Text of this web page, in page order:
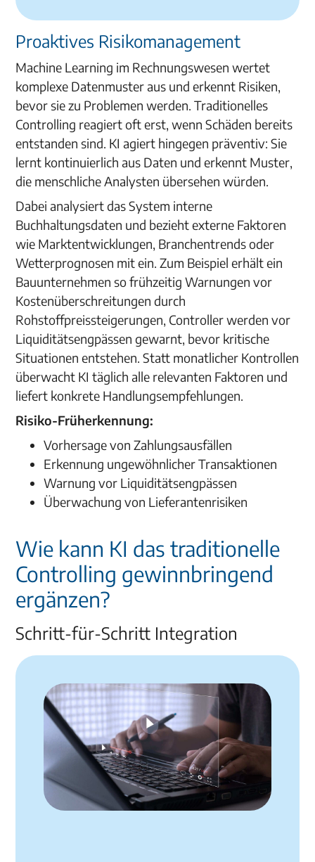
Proaktives Risikomanagement
Machine Learning im Rechnungswesen wertet
komplexe Datenmuster aus und erkennt Risiken,
bevor sie zu Problemen werden. Traditionelles
Controlling reagiert oft erst, wenn Schäden bereits
entstanden sind. KI agiert hingegen präventiv: Sie
lernt kontinuierlich aus Daten und erkennt Muster,
die menschliche Analysten übersehen würden.
Dabei analysiert das System interne
Buchhaltungsdaten und bezieht externe Faktoren
wie Marktentwicklungen, Branchentrends oder
Wetterprognosen mit ein. Zum Beispiel erhält ein
Bauunternehmen so frühzeitig Warnungen vor
Kostenüberschreitungen durch
Rohstoffpreissteigerungen, Controller werden vor
Liquiditätsengpässen gewarnt, bevor kritische
Situationen entstehen. Statt monatlicher Kontrollen
überwacht KI täglich alle relevanten Faktoren und
liefert konkrete Handlungsempfehlungen.
Risiko-Früherkennung:
Vorhersage von Zahlungsausfällen
Erkennung ungewöhnlicher Transaktionen
Warnung vor Liquiditätsengpässen
Überwachung von Lieferantenrisiken
Wie kann KI das traditionelle
Controlling gewinnbringend
ergänzen?
Schritt-für-Schritt Integration